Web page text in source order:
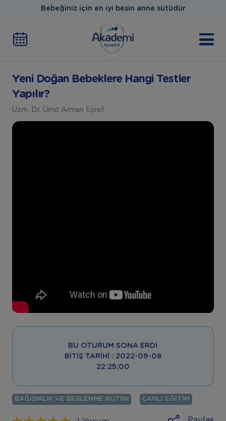
Bebeğiniz için en iyi besin anne sütüdür
Yeni Doğan Bebeklere Hangi Testler
Yapılır?
Uzm. Dr. Ümit Arman Eşref
BU OTURUM SONA ERDI
BITIŞ TARIHI : 2022-09-08
22:25:00
BAĞIŞIKLIK VE BESLENME RUTINI CANLI EĞITIM